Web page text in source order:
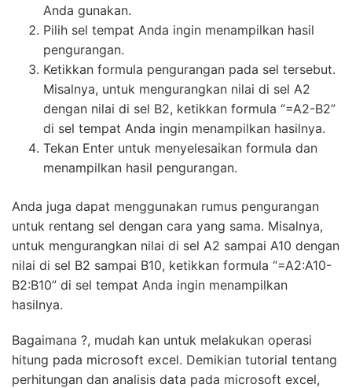
Anda gunakan.
Pilih sel tempat Anda ingin menampilkan hasil
pengurangan.
Ketikkan formula pengurangan pada sel tersebut.
Misalnya, untuk mengurangkan nilai di sel A2
dengan nilai di sel B2, ketikkan formula “=A2-B2”
di sel tempat Anda ingin menampilkan hasilnya.
Tekan Enter untuk menyelesaikan formula dan
menampilkan hasil pengurangan.
Anda juga dapat menggunakan rumus pengurangan
untuk rentang sel dengan cara yang sama. Misalnya,
untuk mengurangkan nilai di sel A2 sampai A10 dengan
nilai di sel B2 sampai B10, ketikkan formula “=A2:A10-
B2:B10” di sel tempat Anda ingin menampilkan
hasilnya.
Bagaimana ?, mudah kan untuk melakukan operasi
hitung pada microsoft excel. Demikian tutorial tentang
perhitungan dan analisis data pada microsoft excel,